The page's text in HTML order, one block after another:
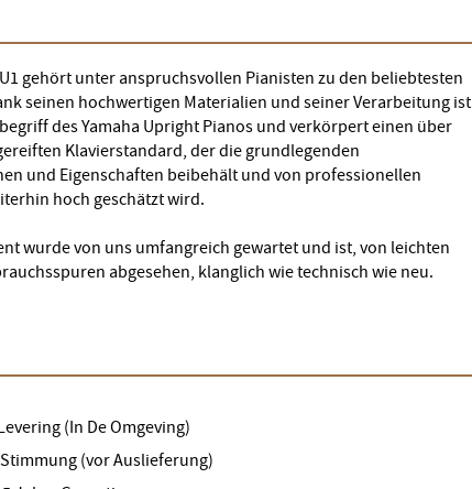
U1 gehört unter anspruchsvollen Pianisten zu den beliebtesten
seinen hochwertigen Materialien und seiner Verarbeitung ist
des Yamaha Upright Pianos und verkörpert einen über
Klavierstandard, der die grundlegenden
und Eigenschaften beibehält und von professionellen
hoch geschätzt wird.
wurde von uns umfangreich gewartet und ist, von leichten
abgesehen, klanglich wie technisch wie neu.
(In De Omgeving)
(vor Auslieferung)